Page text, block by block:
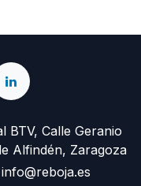
BTV, Calle Geranio
Alfindén, Zaragoza
info@reboja.es